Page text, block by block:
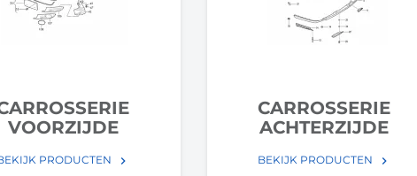
VOORZIJDE
PRODUCTEN keyboard_arrow_right
CARROSSERIE
ACHTERZIJDE
BEKIJK PRODUCTEN keyboard_arrow_right